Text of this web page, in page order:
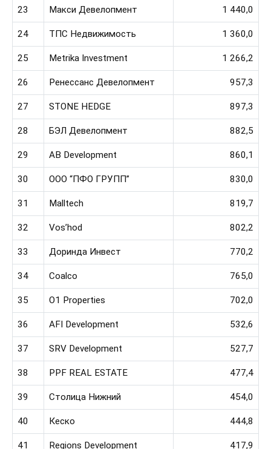
23 Макси Девелопмент 1 440,0
24 ТПС Недвижимость 1 360,0
25 Metrika Investment 1 266,2
26 Ренессанс Девелопмент 957,3
27 STONE HEDGE 897,3
28 БЭЛ Девелопмент 882,5
29 AB Development 860,1
30 ООО “ПФО ГРУПП” 830,0
31 Malltech 819,7
32 Vos’hod 802,2
33 Доринда Инвест 770,2
34 Coalco 765,0
35 O1 Properties 702,0
36 AFI Development 532,6
37 SRV Development 527,7
38 PPF REAL ESTATE 477,4
39 Столица Нижний 454,0
40 Кеско 444,8
41 Regions Development 417,9